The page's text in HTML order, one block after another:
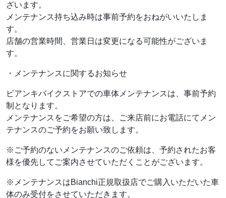
ざいます。
メンテナンス持ち込み時は事前予約をおねがいいたしま
す。
店舗の営業時間、営業日は変更になる可能性がございま
す。
・メンテナンスに関するお知らせ
ビアンキバイクストアでの車体メンテナンスは、事前予約
制となります。
メンテナンスをご希望の方は、ご来店前にお電話にてメン
テナンスのご予約をお願い致します。
※ご予約のないメンテナンスのご依頼は、予約されたお客
様を優先してご案内させていただくことがございます。
※メンテナンスはBianchi正規取扱店でご購入いただいた車
体のみ受付をさせていただきます。